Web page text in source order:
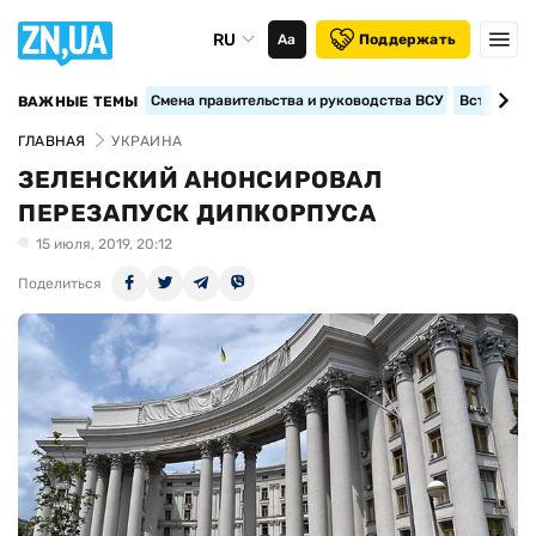
RU Аа Поддержать
ВАЖНЫЕ ТЕМЫ Смена правительства и руководства ВСУ
ГЛАВНАЯ УКРАИНА
ЗЕЛЕНСКИЙ АНОНСИРОВАЛ
ПЕРЕЗАПУСК ДИПКОРПУСА
15 июля, 2019, 20:12
Поделиться